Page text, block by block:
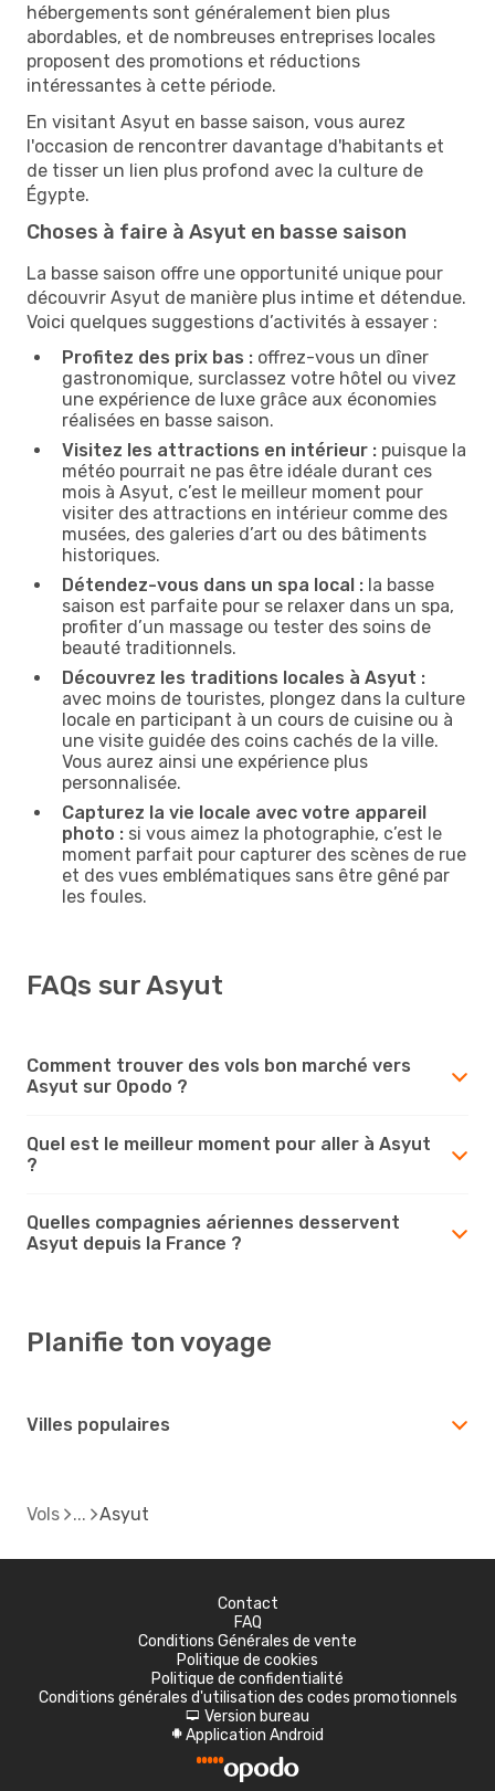
hébergements sont généralement bien plus
abordables, et de nombreuses entreprises locales
proposent des promotions et réductions
intéressantes à cette période.
En visitant Asyut en basse saison, vous aurez
l'occasion de rencontrer davantage d'habitants et
de tisser un lien plus profond avec la culture de
Égypte.
Choses à faire à Asyut en basse saison
La basse saison offre une opportunité unique pour
découvrir Asyut de manière plus intime et détendue.
Voici quelques suggestions d’activités à essayer :
Profitez des prix bas : offrez-vous un dîner
gastronomique, surclassez votre hôtel ou vivez
une expérience de luxe grâce aux économies
réalisées en basse saison.
Visitez les attractions en intérieur : puisque la
météo pourrait ne pas être idéale durant ces
mois à Asyut, c’est le meilleur moment pour
visiter des attractions en intérieur comme des
musées, des galeries d’art ou des bâtiments
historiques.
Détendez-vous dans un spa local : la basse
saison est parfaite pour se relaxer dans un spa,
profiter d’un massage ou tester des soins de
beauté traditionnels.
Découvrez les traditions locales à Asyut :
avec moins de touristes, plongez dans la culture
locale en participant à un cours de cuisine ou à
une visite guidée des coins cachés de la ville.
Vous aurez ainsi une expérience plus
personnalisée.
Capturez la vie locale avec votre appareil
photo : si vous aimez la photographie, c’est le
moment parfait pour capturer des scènes de rue
et des vues emblématiques sans être gêné par
les foules.
FAQs sur Asyut
Comment trouver des vols bon marché vers
Asyut sur Opodo ?
Quel est le meilleur moment pour aller à Asyut
?
Quelles compagnies aériennes desservent
Asyut depuis la France ?
Planifie ton voyage
Villes populaires
Vols Asyut
Contact
FAQ
Conditions Générales de vente
Politique de cookies
Politique de confidentialité
Conditions générales d'utilisation des codes promotionnels
d Version bureau
A Application Android